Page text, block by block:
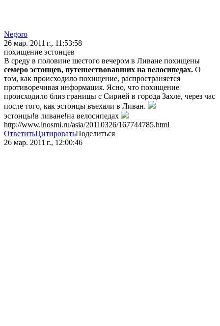
Negoro
26 мар. 2011 г., 11:53:58
похищение эстонцев
В среду в половине шестого вечером в Ливане похищены
семеро эстонцев, путешествовавших на велосипедах. О
том, как происходило похищение, распространяется
противоречивая информация. Ясно, что похищение
происходило близ границы с Сирией в города Захле, через час
после того, как эстонцы въехали в Ливан.
эстонцы!в ливане!на велосипедах
http://www.inosmi.ru/asia/20110326/167744785.html
ОтветитьЦитироватьПоделиться
26 мар. 2011 г., 12:00:46